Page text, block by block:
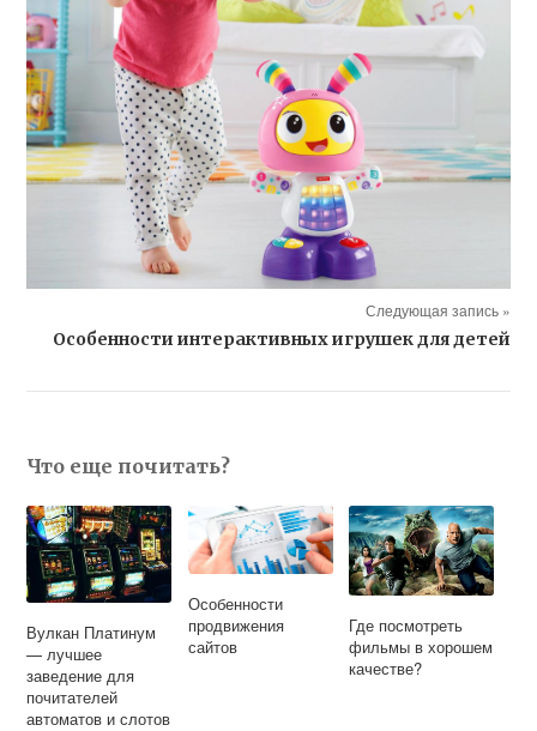
Следующая запись »
Особенности интерактивных игрушек для детей
Что еще почитать?
Вулкан Платинум
— лучшее
заведение для
почитателей
автоматов и слотов
Особенности
продвижения
сайтов
Где посмотреть
фильмы в хорошем
качестве?